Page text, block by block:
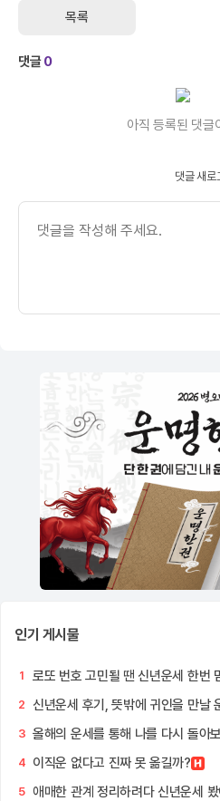
목록
댓글0
아직 등록된 댓글
댓글 새로
인기 게시물
1 로또 번호 고민될 땐 신년운세 한번
2 신년운세 후기, 뜻밖에 귀인을 만날
3 올해의 운세를 통해 나를 다시 돌아
4 이직운 없다고 진짜 못 옮길까?
5 애매한 관계 정리하려다 신년운세